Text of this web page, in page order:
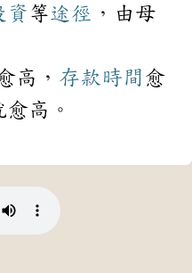
資 等途徑 ，由母
高， 存款 時間 愈
愈高。